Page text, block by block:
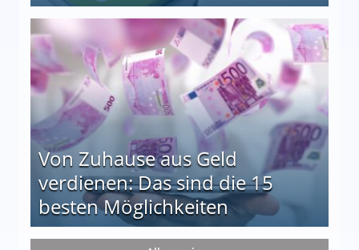
auf einen Blick
Von Zuhause aus Geld
verdienen: Das sind die 15
besten Möglichkeiten
die 15 besten Möglichkeiten